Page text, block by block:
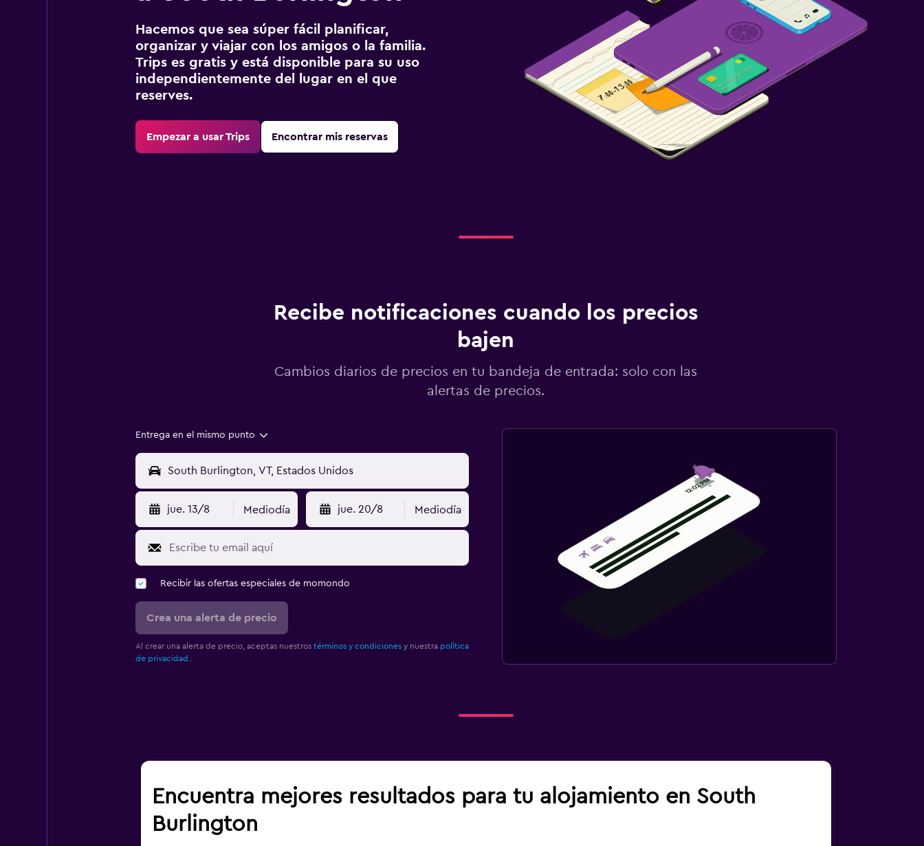
Hacemos que sea súper fácil planificar,
organizar y viajar con los amigos o la familia.
Trips es gratis y está disponible para su uso
independientemente del lugar en el que
reserves.
Empezar a usar Trips Encontrar mis reservas
Recibe notificaciones cuando los precios
bajen
Cambios diarios de precios en tu bandeja de entrada: solo con las
alertas de precios.
Entrega en el mismo punto
jue. 13/8 Mediodía jue. 20/8 Mediodía
Recibir las ofertas especiales de momondo
Crea una alerta de precio
Al crear una alerta de precio, aceptas nuestros términos y condicionesy nuestra política
de privacidad.
Encuentra mejores resultados para tu alojamiento en South
Burlington